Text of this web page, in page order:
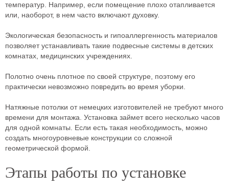
температур. Например, если помещение плохо отапливается
или, наоборот, в нем часто включают духовку.
Экологическая безопасность и гипоаллергенность материалов
позволяет устанавливать такие подвесные системы в детских
комнатах, медицинских учреждениях.
Полотно очень плотное по своей структуре, поэтому его
практически невозможно повредить во время уборки.
Натяжные потолки от немецких изготовителей не требуют много
времени для монтажа. Установка займет всего несколько часов
для одной комнаты. Если есть такая необходимость, можно
создать многоуровневые конструкции со сложной
геометрической формой.
Этапы работы по установке